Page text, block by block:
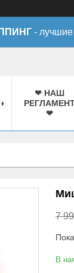
-
❤ НАШ
❤
7
В